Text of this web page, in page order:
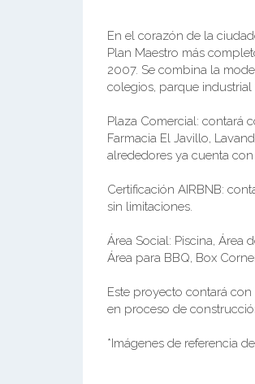
En el corazón de la
Plan Maestro más
2007. Se combina la
colegios, parque
Plaza Comercial: contará
Farmacia El Javillo,
alrededores ya cuenta
Certificación AIRBNB:
sin limitaciones.
Área Social: Piscina, Área
Área para BBQ, Box
Este proyecto contará
en proceso de
*Imágenes de referencia